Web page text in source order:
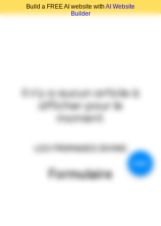
Build a FREE AI website with AI Website
Builder
Il n'y a aucun article à
afficher pour le
moment.
LES FROMAGES DIVINS
Formulaire